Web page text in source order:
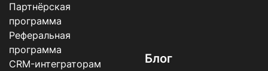
Блог
Партнёрская
программа
Реферальная
программа
CRM-интеграторам